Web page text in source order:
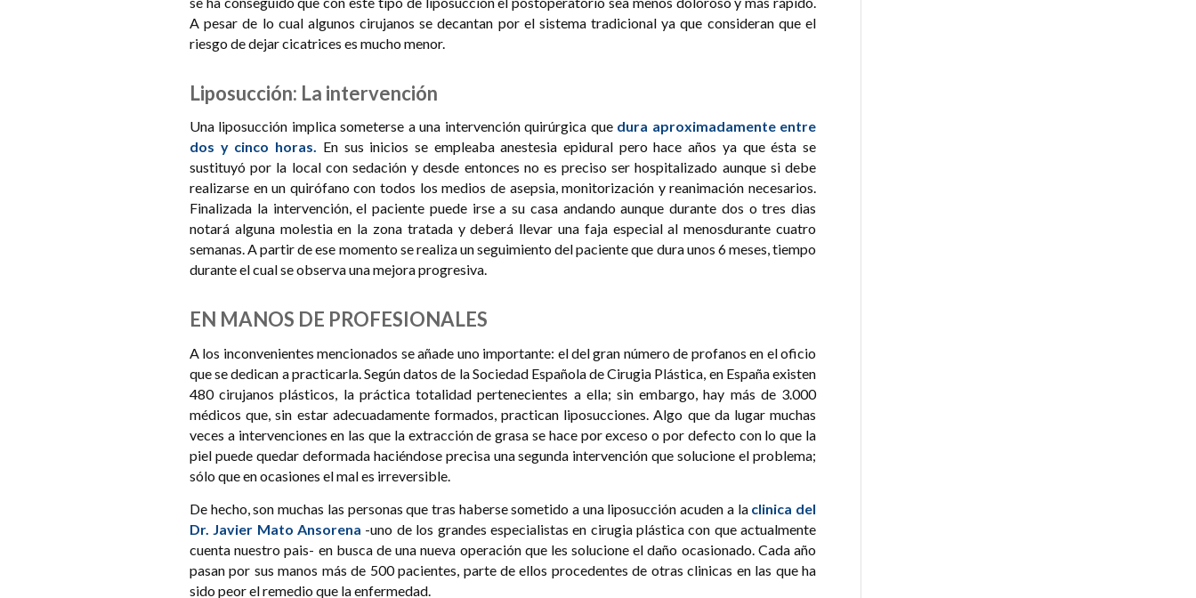
A pesar de lo cual algunos cirujanos se decantan por el sistema tradicional ya que consideran que el
riesgo de dejar cicatrices es mucho menor.
Liposucción: La intervención
Una liposucción implica someterse a una intervención quirúrgica que dura aproximadamente entre
dos y cinco horas. En sus inicios se empleaba anestesia epidural pero hace años ya que ésta se
sustituyó por la local con sedación y desde entonces no es preciso ser hospitalizado aunque si debe
realizarse en un quirófano con todos los medios de asepsia, monitorización y reanimación necesarios.
Finalizada la intervención, el paciente puede irse a su casa andando aunque durante dos o tres dias
notará alguna molestia en la zona tratada y deberá llevar una faja especial al menosdurante cuatro
semanas. A partir de ese momento se realiza un seguimiento del paciente que dura unos 6 meses, tiempo
durante el cual se observa una mejora progresiva.
EN MANOS DE PROFESIONALES
A los inconvenientes mencionados se añade uno importante: el del gran número de profanos en el oficio
que se dedican a practicarla. Según datos de la Sociedad Española de Cirugia Plástica, en España existen
480 cirujanos plásticos, la práctica totalidad pertenecientes a ella; sin embargo, hay más de 3.000
médicos que, sin estar adecuadamente formados, practican liposucciones. Algo que da lugar muchas
veces a intervenciones en las que la extracción de grasa se hace por exceso o por defecto con lo que la
piel puede quedar deformada haciéndose precisa una segunda intervención que solucione el problema;
sólo que en ocasiones el mal es irreversible.
De hecho, son muchas las personas que tras haberse sometido a una liposucción acuden a la clinica del
Dr. Javier Mato Ansorena -uno de los grandes especialistas en cirugia plástica con que actualmente
cuenta nuestro pais- en busca de una nueva operación que les solucione el daño ocasionado. Cada año
pasan por sus manos más de 500 pacientes, parte de ellos procedentes de otras clinicas en las que ha
sido peor el remedio que la enfermedad.